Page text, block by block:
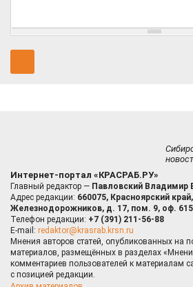
Интернет-портал «КРАСРАБ.РУ»
Главный редактор — Павловский Владимир
Адрес редакции: 660075, Красноярский
Железнодорожников, д. 17, пом. 9, оф.
Телефон редакции: +7 (391) 211-56-88
E-mail: redaktor@krasrab.krsn.ru
Мнения авторов статей, опубликованных на
материалов, размещённых в разделах
комментариев пользователей к материалам
с позицией редакции.